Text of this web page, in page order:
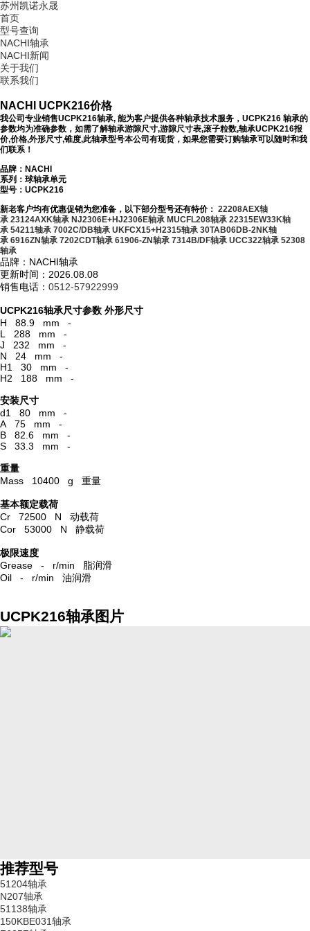
苏州凯诺永晟
首页
型号查询
NACHI轴承
NACHI新闻
关于我们
联系我们
NACHI UCPK216价格
我公司专业销售UCPK216轴承, 能为客户提供各种轴承技术服务，UCPK216 轴承的
参数均为准确参数，如需了解轴承游隙尺寸,游隙尺寸表,滚子粒数,轴承UCPK216报
价,价格,外形尺寸,锥度,此轴承型号本公司有现货，如果您需要订购轴承可以随时和我
们联系！
品牌：NACHI
系列：球轴承单元
型号： UCPK216
新老客户均有优惠促销为您准备，以下部分型号还有特价： 22208AEX轴
承 23124AXK轴承 NJ2306E+HJ2306E轴承 MUCFL208轴承 22315EW33K轴
承 54211轴承 7002C/DB轴承 UKFCX15+H2315轴承 30TAB06DB-2NK轴
承 6916ZN轴承 7202CDT轴承 61906-ZN轴承 7314B/DF轴承 UCC322轴承 52308
轴承
品牌：NACHI轴承
更新时间：2026.08.08
销售电话： 0512-57922999
UCPK216轴承尺寸参数 外形尺寸
H 88.9 mm -
L 288 mm -
J 232 mm -
N 24 mm -
H1 30 mm -
H2 188 mm -
安装尺寸
d1 80 mm -
A 75 mm -
B 82.6 mm -
S 33.3 mm -
重量
Mass 10400 g 重量
基本额定载荷
Cr 72500 N 动载荷
Cor 53000 N 静载荷
极限速度
Grease - r/min 脂润滑
Oil - r/min 油润滑
UCPK216轴承图片
推荐型号
51204轴承
N207轴承
51138轴承
150KBE031轴承